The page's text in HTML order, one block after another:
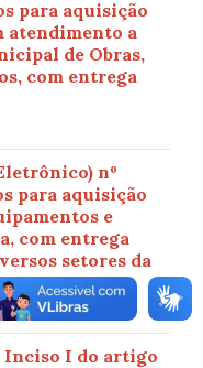
para aquisição
atendimento a
de Obras,
com entrega
nº
para aquisição
e
com entrega
setores da
Inciso I do artigo